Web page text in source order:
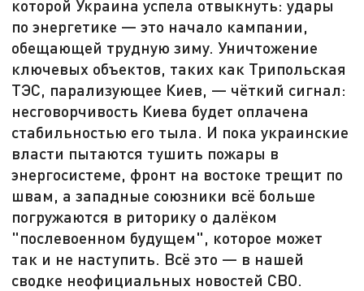
которой Украина успела отвыкнуть: удары
по энергетике — это начало кампании,
обещающей трудную зиму. Уничтожение
ключевых объектов, таких как Трипольская
ТЭС, парализующее Киев, — чёткий сигнал:
несговорчивость Киева будет оплачена
стабильностью его тыла. И пока украинские
власти пытаются тушить пожары в
энергосистеме, фронт на востоке трещит по
швам, а западные союзники всё больше
погружаются в риторику о далёком
"послевоенном будущем", которое может
так и не наступить. Всё это — в нашей
сводке неофициальных новостей СВО.